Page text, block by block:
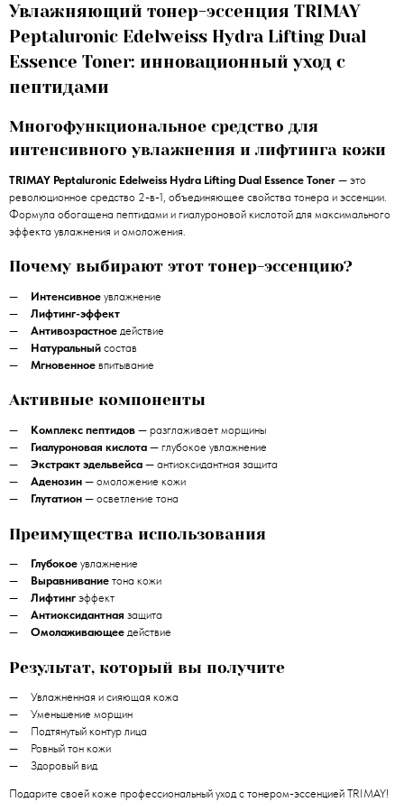
Увлажняющий тонер-эссенция TRIMAY
Peptaluronic Edelweiss Hydra Lifting Dual
Essence Toner: инновационный уход с
пептидами
Многофункциональное средство для
интенсивного увлажнения и лифтинга кожи
TRIMAY Peptaluronic Edelweiss Hydra Lifting Dual Essence Toner — это
революционное средство 2-в-1, объединяющее свойства тонера и эссенции.
Формула обогащена пептидами и гиалуроновой кислотой для максимального
эффекта увлажнения и омоложения.
Почему выбирают этот тонер-эссенцию?
Интенсивное увлажнение
Лифтинг-эффект
Антивозрастное действие
Натуральный состав
Мгновенное впитывание
Активные компоненты
Комплекс пептидов — разглаживает морщины
Гиалуроновая кислота — глубокое увлажнение
Экстракт эдельвейса — антиоксидантная защита
Аденозин — омоложение кожи
Глутатион — осветление тона
Преимущества использования
Глубокое увлажнение
Выравнивание тона кожи
Лифтинг эффект
Антиоксидантная защита
Омолаживающее действие
Результат, который вы получите
Увлажненная и сияющая кожа
Уменьшение морщин
Подтянутый контур лица
Ровный тон кожи
Здоровый вид
Подарите своей коже профессиональный уход с тонером-эссенцией TRIMAY!